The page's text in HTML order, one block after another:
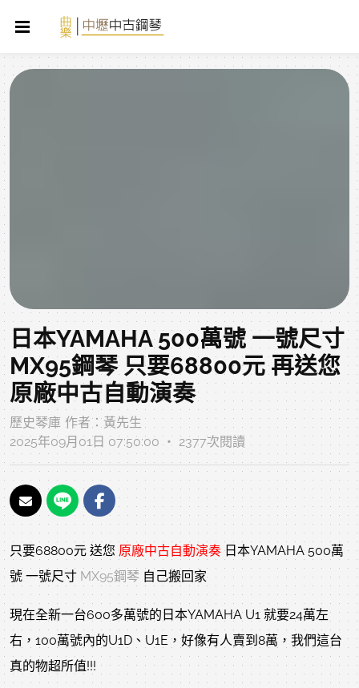
日本YAMAHA 500萬號 一號尺寸
MX95鋼琴 只要68800元 再送您
原廠中古自動演奏
歷史琴庫 作者：黃先生
2025年09月01日 07:50:00 ‧ 2377次閱讀
只要68800元 送您 原廠中古自動演奏 日本YAMAHA 500萬
號 一號尺寸 MX95鋼琴 自己搬回家
現在全新一台600多萬號的日本YAMAHA U1 就要24萬左
右，100萬號內的U1D、U1E，好像有人賣到8萬，我們這台
真的物超所值!!!